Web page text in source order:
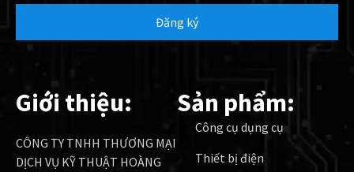
Đăng ký
Giới thiệu:
CÔNG TY TNHH THƯƠNG MẠI
DỊCH VỤ KỸ THUẬT HOÀNG
Sản phẩm:
Công cụ dụng cụ
Thiết bị điện